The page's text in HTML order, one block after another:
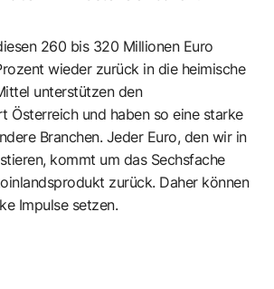
260 bis 320 Millionen Euro
wieder zurück in die heimische
unterstützen den
Österreich und haben so eine starke
Branchen. Jeder Euro, den wir in
kommt um das Sechsfache
zurück. Daher können
Impulse setzen.